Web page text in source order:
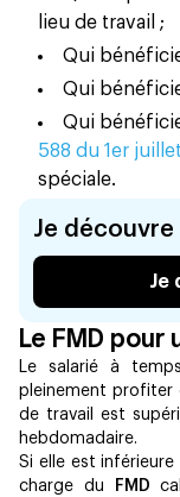
lieu de travail ;
Qui
Qui
Qui
588 du 1er
spéciale.
Je
Je
Le FMD pour
Le salarié à
pleinement profiter
de travail est
hebdomadaire.
Si elle est inférieure
charge du
FMD